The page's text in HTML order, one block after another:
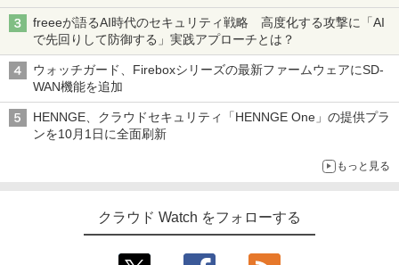
freeeが語るAI時代のセキュリティ戦略 高度化する攻撃に「AI
で先回りして防御する」実践アプローチとは？
ウォッチガード、Fireboxシリーズの最新ファームウェアにSD-
WAN機能を追加
HENNGE、クラウドセキュリティ「HENNGE One」の提供プラ
ンを10月1日に全面刷新
もっと見る
クラウド Watch をフォローする